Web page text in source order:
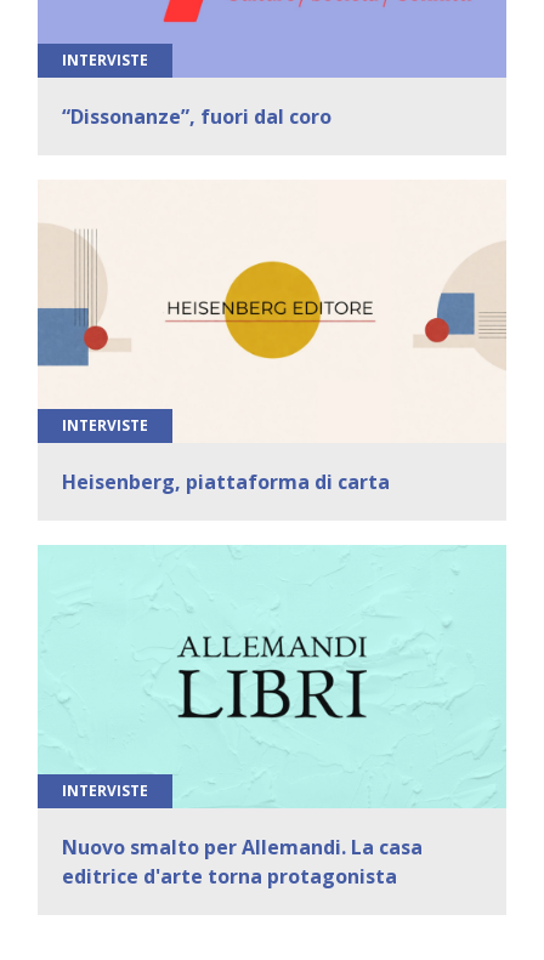
INTERVISTE
“Dissonanze”, fuori dal coro
INTERVISTE
Heisenberg, piattaforma di carta
INTERVISTE
Nuovo smalto per Allemandi. La casa
editrice d'arte torna protagonista